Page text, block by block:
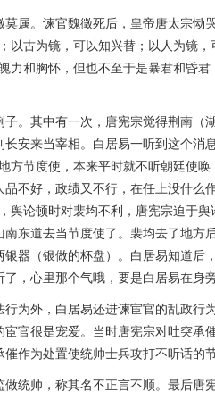
属。谏官魏徵死后，皇帝唐太宗恸
以古为镜，可以知兴替；以人为镜
力和胸怀，但也不至于是暴君和昏
。其中有一次，唐宪宗觉得荆南（
安来当宰相。白居易一听到这个消
方节度使，本来平时就不听朝廷使唤
不好，政绩又不行，在任上没什么
舆论顿时对裴均不利，唐宪宗迫于
东道去当节度使了。裴均去了地方
器（银做的杯盘）。白居易知道后
，心里那个气哦，要是白居易在身
为外，白居易还进谏宦官的乱政行
官很是宠爱。当时唐宪宗对吐突承
作为处置使统帅士兵攻打不听话的节
统帅，称其名不正言不顺。最后唐